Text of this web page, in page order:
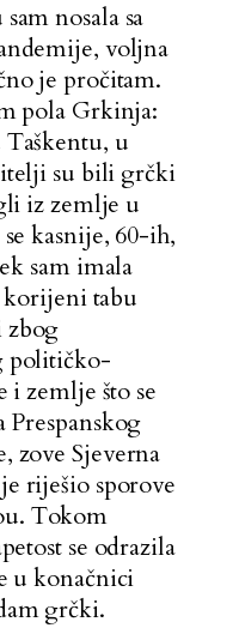
nosala sa
voljna
je pročitam.
pola Grkinja:
u
su bili grčki
iz zemlje u
kasnije, 60-ih,
sam imala
korijeni tabu
političko-
i zemlje što se
Prespanskog
zove Sjeverna
riješio sporove
Tokom
se odrazila
u konačnici
grčki.